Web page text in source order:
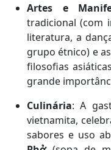
Artes e
tradicional (com
literatura, a
grupo étnico) e
filosofias
grande
Culinária: A
vietnamita,
sabores e uso